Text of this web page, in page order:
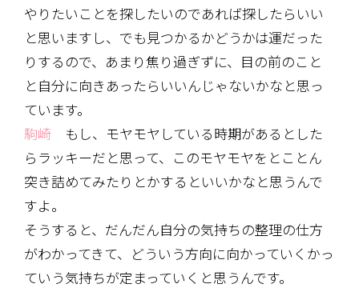
やりたいことを探したいのであれば探したらいい
と思いますし、でも見つかるかどうかは運だった
りするので、あまり焦り過ぎずに、目の前のこと
と自分に向きあったらいいんじゃないかなと思っ
ています。
駒崎 もし、モヤモヤしている時期があるとした
らラッキーだと思って、このモヤモヤをとことん
突き詰めてみたりとかするといいかなと思うんで
すよ。
そうすると、だんだん自分の気持ちの整理の仕方
がわかってきて、どういう方向に向かっていくかっ
ていう気持ちが定まっていくと思うんです。